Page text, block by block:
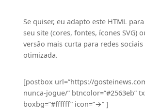
Se quiser, eu adapto este HTML
seu site (cores, fontes, ícones SVG)
versão mais curta para redes
otimizada.
[postbox url=”https://
nunca-jogue/” btncolor=”#2563eb”
boxbg=”#ffffff” icon=”→” ]